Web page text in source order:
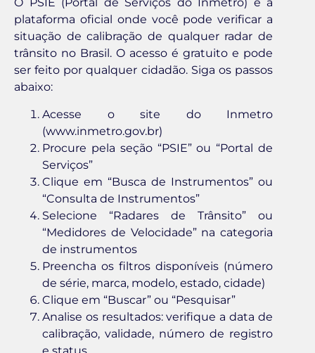
O PSIE (Portal de Serviços do Inmetro) é a
plataforma oficial onde você pode verificar a
situação de calibração de qualquer radar de
trânsito no Brasil. O acesso é gratuito e pode
ser feito por qualquer cidadão. Siga os passos
abaixo:
Acesse o site do Inmetro
(www.inmetro.gov.br)
Procure pela seção “PSIE” ou “Portal de
Serviços”
Clique em “Busca de Instrumentos” ou
“Consulta de Instrumentos”
Selecione “Radares de Trânsito” ou
“Medidores de Velocidade” na categoria
de instrumentos
Preencha os filtros disponíveis (número
de série, marca, modelo, estado, cidade)
Clique em “Buscar” ou “Pesquisar”
Analise os resultados: verifique a data de
calibração, validade, número de registro